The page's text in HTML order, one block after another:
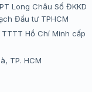
quyền”
Long Châu Số ĐKKD
Đầu tư TPHCM
Hồ Chí Minh cấp
TP. HCM